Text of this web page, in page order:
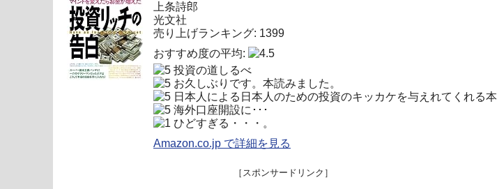
上条詩郎
光文社
売り上げランキング: 1399
おすすめ度の平均:
投資の道しるべ
お久しぶりです。本読みました。
日本人による日本人のための投資のキッカケを与えれてくれる本
海外口座開設に･･･
ひどすぎる・・・。
Amazon.co.jp で詳細を見る
［スポンサードリンク］